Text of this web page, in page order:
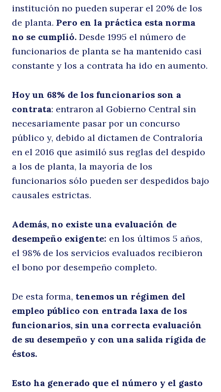
Buscar
institución no pueden superar el 20% de los
de planta. Pero en la práctica esta norma
no se cumplió. Desde 1995 el número de
funcionarios de planta se ha mantenido casi
constante y los a contrata ha ido en aumento.
Hoy un 68% de los funcionarios son a
contrata: entraron al Gobierno Central sin
necesariamente pasar por un concurso
público y, debido al dictamen de Contraloría
en el 2016 que asimiló sus reglas del despido
a los de planta, la mayoría de los
funcionarios sólo pueden ser despedidos bajo
causales estrictas.
Además, no existe una evaluación de
desempeño exigente: en los últimos 5 años,
el 98% de los servicios evaluados recibieron
el bono por desempeño completo.
De esta forma, tenemos un régimen del
empleo público con entrada laxa de los
funcionarios, sin una correcta evaluación
de su desempeño y con una salida rígida de
éstos.
Esto ha generado que el número y el gasto